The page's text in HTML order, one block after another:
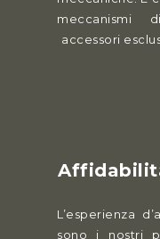
meccanismi
accessori
L’esperienza
sono i nostri